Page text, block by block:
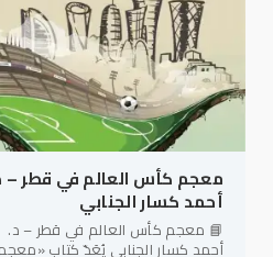
معجم كأس العالم في قطر –
أحمد كسار الجنابي
📘 معجم كأس العالم في قطر – د.
أحمد كسار الجنابي يُعَدّ كتاب